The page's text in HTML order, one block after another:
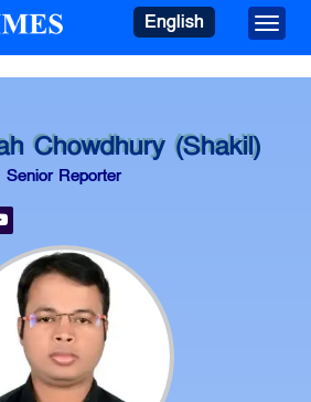
English
Chowdhury (Shakil)
Senior Reporter